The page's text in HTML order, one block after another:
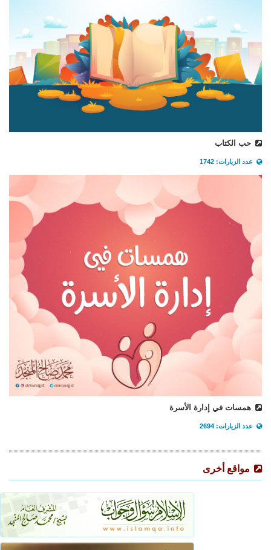
حب الكتاب
عدد الزيارات: 1742
همسات في إدارة الأسرة
عدد الزيارات: 2694
مواقع أخرى